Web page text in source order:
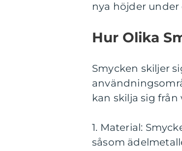
nya höjder
Hur Olika
Smycken skiljer
kan skilja sig från
1. Material:
såsom